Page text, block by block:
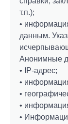
т.п.);
•
данным.
Анонимные
• IP-адрес;
•
•
•
•